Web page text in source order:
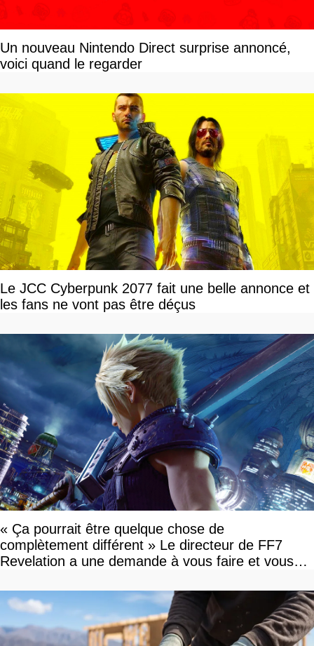
Un nouveau Nintendo Direct surprise annoncé,
voici quand le regarder
Le JCC Cyberpunk 2077 fait une belle annonce et
les fans ne vont pas être déçus
« Ça pourrait être quelque chose de
complètement différent » Le directeur de FF7
Revelation a une demande à vous faire et vous